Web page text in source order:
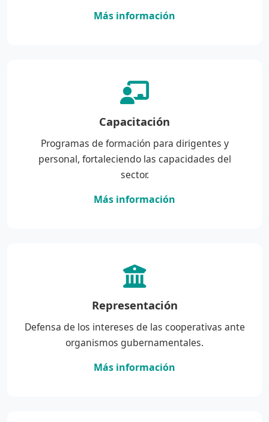
Más información
Capacitación
Programas de formación para dirigentes y
personal, fortaleciendo las capacidades del
sector.
Más información
Representación
Defensa de los intereses de las cooperativas ante
organismos gubernamentales.
Más información